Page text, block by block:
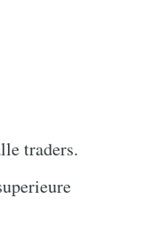
traders.